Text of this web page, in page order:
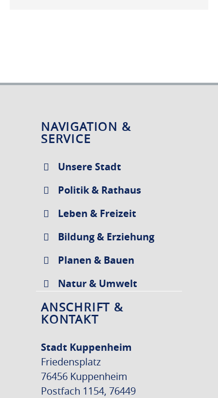
NAVIGATION &
SERVICE
Unsere Stadt
Politik & Rathaus
Leben & Freizeit
Bildung & Erziehung
Planen & Bauen
Natur & Umwelt
ANSCHRIFT &
KONTAKT
Stadt Kuppenheim
Friedensplatz
76456 Kuppenheim
Postfach 1154, 76449